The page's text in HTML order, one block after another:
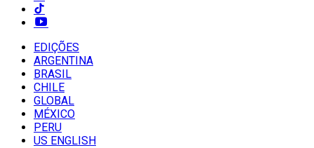
EDIÇÕES
ARGENTINA
BRASIL
CHILE
GLOBAL
MÉXICO
PERU
US ENGLISH